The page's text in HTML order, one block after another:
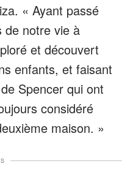
« Ayant passé
de notre vie à
et découvert
enfants, et faisant
Spencer qui ont
considéré
maison. »